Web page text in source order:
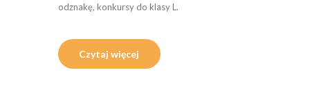
odznakę, konkursy do klasy L.
Czytaj więcej